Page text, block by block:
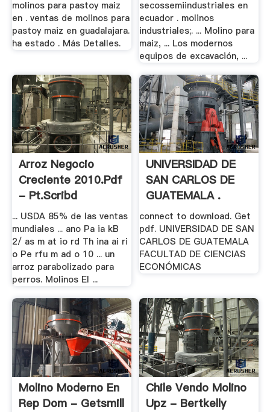
molinos para pastoy maiz
en . ventas de molinos para
pastoy maiz en guadalajara.
ha estado . Más Detalles.
secossemiindustriales en
ecuador . molinos
industriales;. ... Molino para
maiz, ... Los modernos
equipos de excavación, ...
Arroz Negocio
Creciente 2010.pdf
- Pt.scribd
... USDA 85% de las ventas
mundiales ... ano Pa ia kB
2/ as m at io rd Th ina ai ri
o Pe rfu m ad o 10 ... un
arroz parabolizado para
perros. Molinos El ...
UNIVERSIDAD DE
SAN CARLOS DE
GUATEMALA .
connect to download. Get
pdf. UNIVERSIDAD DE SAN
CARLOS DE GUATEMALA
FACULTAD DE CIENCIAS
ECONÓMICAS
Molino Moderno En
Rep Dom - Getsmill
Chile Vendo Molino
Upz - Bertkelly